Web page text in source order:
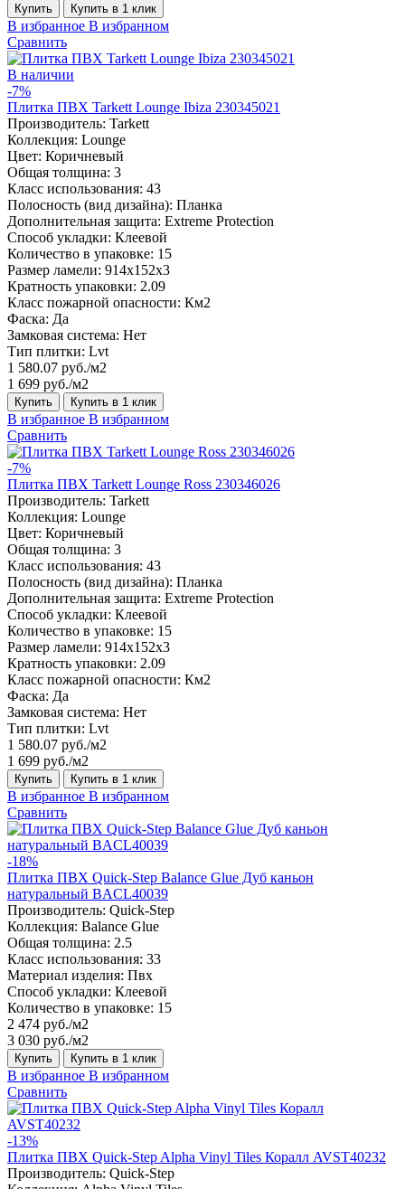
Купить Купить в 1 клик
В избранное В избранном
Сравнить
В наличии
-7%
Плитка ПВХ Tarkett Lounge Ibiza 230345021
Производитель: Tarkett
Коллекция: Lounge
Цвет: Коричневый
Общая толщина: 3
Класс использования: 43
Полосность (вид дизайна): Планка
Дополнительная защита: Extreme Protection
Способ укладки: Клеевой
Количество в упаковке: 15
Размер ламели: 914x152x3
Кратность упаковки: 2.09
Класс пожарной опасности: Км2
Фаска: Да
Замковая система: Нет
Тип плитки: Lvt
1 580.07 руб./м2
1 699 руб./м2
Купить Купить в 1 клик
В избранное В избранном
Сравнить
-7%
Плитка ПВХ Tarkett Lounge Ross 230346026
Производитель: Tarkett
Коллекция: Lounge
Цвет: Коричневый
Общая толщина: 3
Класс использования: 43
Полосность (вид дизайна): Планка
Дополнительная защита: Extreme Protection
Способ укладки: Клеевой
Количество в упаковке: 15
Размер ламели: 914x152x3
Кратность упаковки: 2.09
Класс пожарной опасности: Км2
Фаска: Да
Замковая система: Нет
Тип плитки: Lvt
1 580.07 руб./м2
1 699 руб./м2
Купить Купить в 1 клик
В избранное В избранном
Сравнить
-18%
Плитка ПВХ Quick-Step Balance Glue Дуб каньон
натуральный BACL40039
Производитель: Quick-Step
Коллекция: Balance Glue
Общая толщина: 2.5
Класс использования: 33
Материал изделия: Пвх
Способ укладки: Клеевой
Количество в упаковке: 15
2 474 руб./м2
3 030 руб./м2
Купить Купить в 1 клик
В избранное В избранном
Сравнить
-13%
Плитка ПВХ Quick-Step Alpha Vinyl Tiles Коралл AVST40232
Производитель: Quick-Step